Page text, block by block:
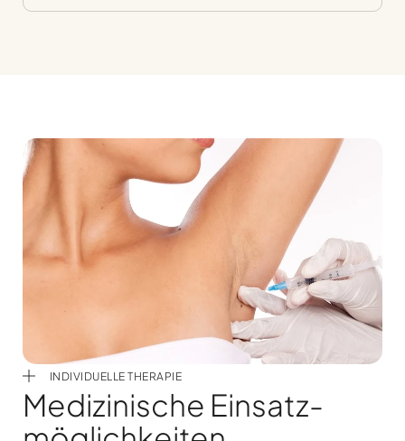
INDIVIDUELLE THERAPIE
Medizinische Einsatz­